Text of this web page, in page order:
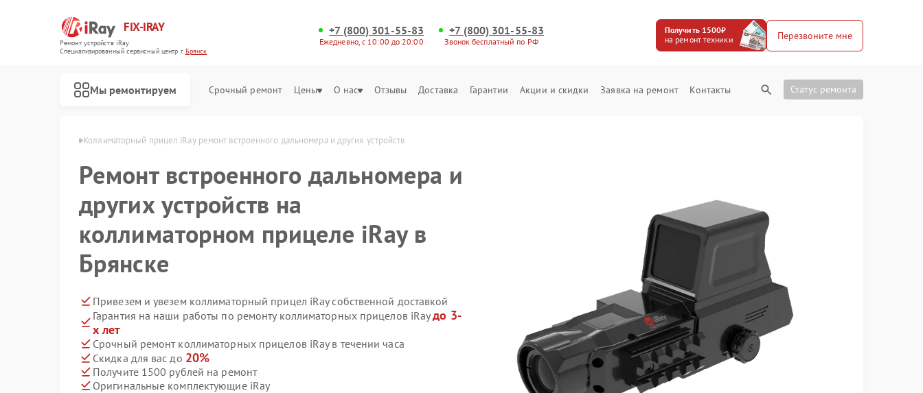
FIX-IRAY
Ремонт устройств iRay
Специализированный cервисный центр г.Брянск
+7 (800) 301-55-83
Ежедневно, с 10:00 до 20:00
+7 (800) 301-55-83
Звонок бесплатный по РФ
Получить 1500₽
на ремонт техники
Перезвоните мне
Мы ремонтируем Срочный ремонт Цены О нас Отзывы Доставка Гарантии Акции и скидки Заявка на ремонт Контакты Статус ремонта
iRay в Брянске Коллиматорный прицел iRay ремонт встроенного дальномера и других устройств
Ремонт встроенного дальномера и
других устройств на
коллиматорном прицеле iRay в
Брянске
Привезем и увезем коллиматорный прицел iRay собственной доставкой
Гарантия на наши работы по ремонту коллиматорных прицелов iRayдо 3-
х лет
Срочный ремонт коллиматорных прицелов iRay в течении часа
Скидка для вас до 20%
Получите 1500 рублей на ремонт
Оригинальные комплектующие iRay